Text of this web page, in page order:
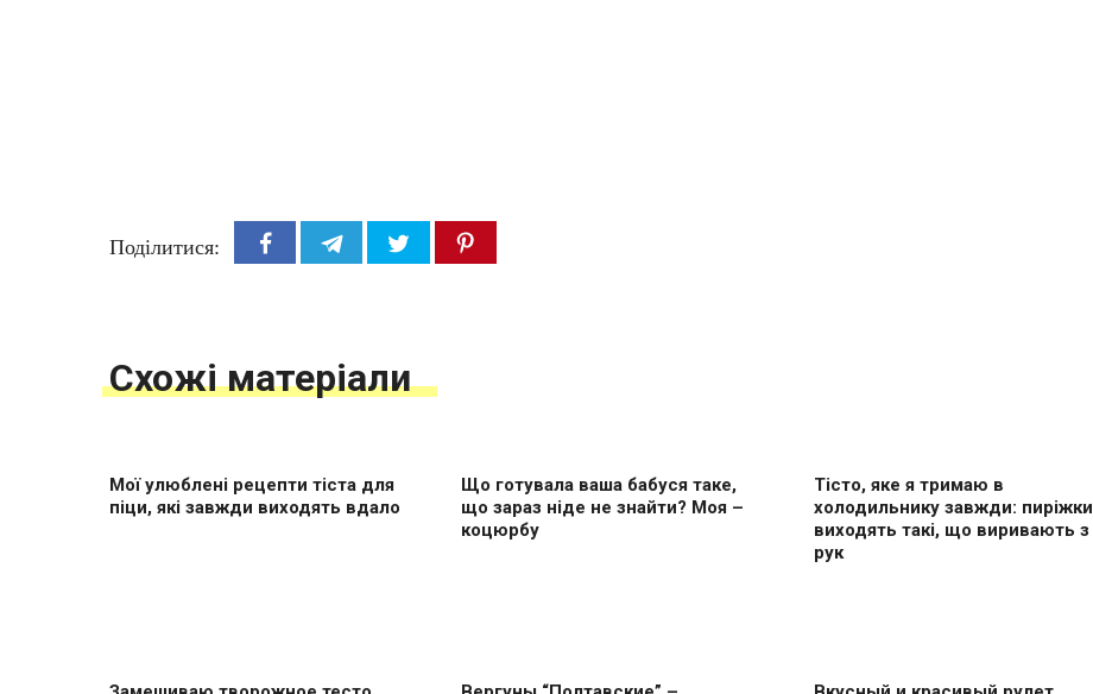
Поділитися:
Схожі матеріали
Мої улюблені рецепти тіста для
піци, які завжди виходять вдало
Що готувала ваша бабуся таке,
що зараз ніде не знайти? Моя –
коцюрбу
Тісто, яке я тримаю в
холодильнику завжди: пиріжки
виходять такі, що виривають з
рук